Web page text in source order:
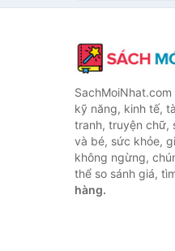
kỹ năng, kinh tế,
tranh, truyện chữ,
và bé, sức khỏe,
không ngừng,
thể so sánh giá,
hàng.